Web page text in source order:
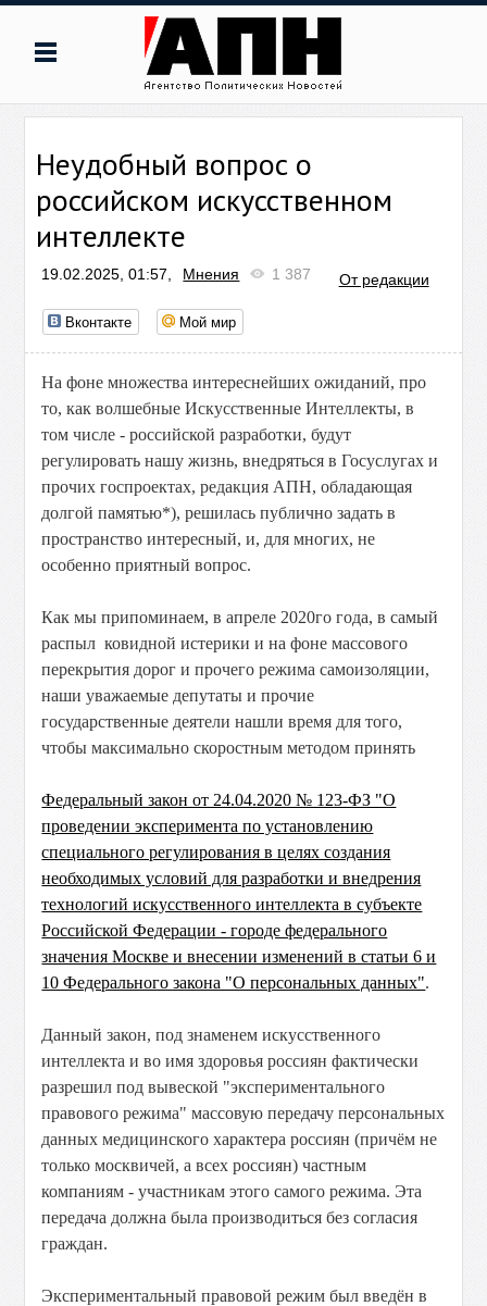
Неудобный вопрос о
российском искусственном
интеллекте
19.02.2025, 01:57, Мнения 1 387 От редакции
Вконтакте Мой мир
На фоне множества интереснейших ожиданий, про
то, как волшебные Искусственные Интеллекты, в
том числе - российской разработки, будут
регулировать нашу жизнь, внедряться в Госуслугах и
прочих госпроектах, редакция АПН, обладающая
долгой памятью*), решилась публично задать в
пространство интересный, и, для многих, не
особенно приятный вопрос.
Как мы припоминаем, в апреле 2020го года, в самый
распыл ковидной истерики и на фоне массового
перекрытия дорог и прочего режима самоизоляции,
наши уважаемые депутаты и прочие
государственные деятели нашли время для того,
чтобы максимально скоростным методом принять
Федеральный закон от 24.04.2020 № 123-ФЗ "О
проведении эксперимента по установлению
специального регулирования в целях создания
необходимых условий для разработки и внедрения
технологий искусственного интеллекта в субъекте
Российской Федерации - городе федерального
значения Москве и внесении изменений в статьи 6 и
10 Федерального закона "О персональных данных".
Данный закон, под знаменем искусственного
интеллекта и во имя здоровья россиян фактически
разрешил под вывеской "экспериментального
правового режима" массовую передачу персональных
данных медицинского характера россиян (причём не
только москвичей, а всех россиян) частным
компаниям - участникам этого самого режима. Эта
передача должна была производиться без согласия
граждан.
Экспериментальный правовой режим был введён в